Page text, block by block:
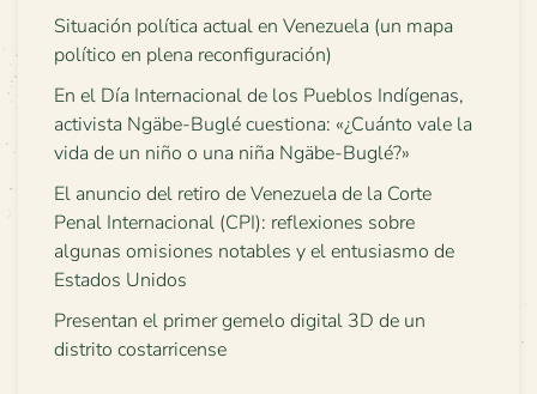
Situación política actual en Venezuela (un mapa
político en plena reconfiguración)
En el Día Internacional de los Pueblos Indígenas,
activista Ngäbe-Buglé cuestiona: «¿Cuánto vale la
vida de un niño o una niña Ngäbe-Buglé?»
El anuncio del retiro de Venezuela de la Corte
Penal Internacional (CPI): reflexiones sobre
algunas omisiones notables y el entusiasmo de
Estados Unidos
Presentan el primer gemelo digital 3D de un
distrito costarricense